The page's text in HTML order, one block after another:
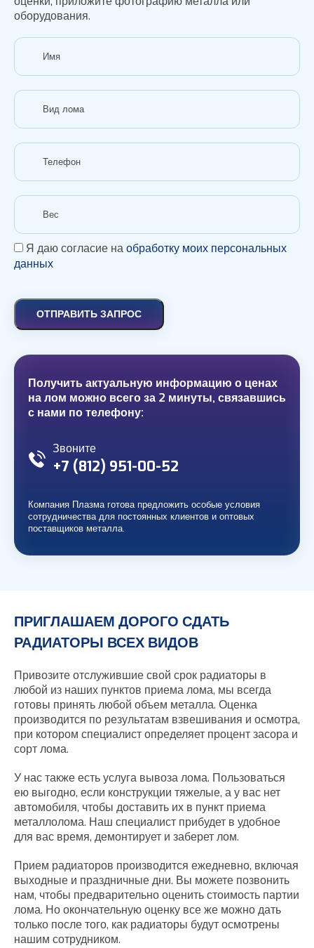
оборудования.
Я даю согласие наобработку моих персональных
данных
ОТПРАВИТЬ ЗАПРОС
Получить актуальную информацию о ценах
на лом можно всего за 2 минуты, связавшись
с нами по телефону:
Звоните
+7 (812) 951-00-52
Компания Плазма готова предложить особые условия
сотрудничества для постоянных клиентов и оптовых
поставщиков металла.
ПРИГЛАШАЕМ ДОРОГО СДАТЬ
РАДИАТОРЫ ВСЕХ ВИДОВ
Привозите отслужившие свой срок радиаторы в
любой из наших пунктов приема лома, мы всегда
готовы принять любой объем металла. Оценка
производится по результатам взвешивания и осмотра,
при котором специалист определяет процент засора и
сорт лома.
У нас также есть услуга вывоза лома. Пользоваться
ею выгодно, если конструкции тяжелые, а у вас нет
автомобиля, чтобы доставить их в пункт приема
металлолома. Наш специалист прибудет в удобное
для вас время, демонтирует и заберет лом.
Прием радиаторов производится ежедневно, включая
выходные и праздничные дни. Вы можете позвонить
нам, чтобы предварительно оценить стоимость партии
лома. Но окончательную оценку все же можно дать
только после того, как радиаторы будут осмотрены
нашим сотрудником.